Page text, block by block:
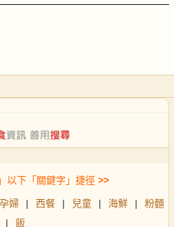
以下「關鍵字」捷徑 >>
孕婦 | 西餐 | 兒童 | 海鮮 |
粉麵
|
飯